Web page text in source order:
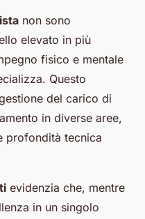
non sono
elevato in più
fisico e mentale
Questo
del carico di
in diverse aree,
profondità tecnica
evidenzia che, mentre
in un singolo